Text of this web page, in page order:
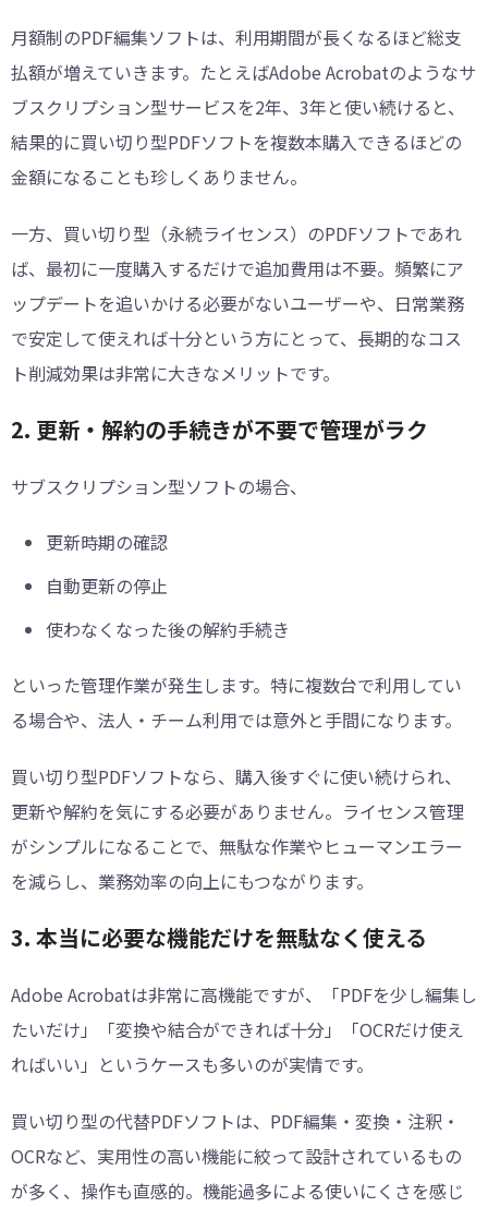
月額制のPDF編集ソフトは、利用期間が長くなるほど総支
払額が増えていきます。たとえばAdobe Acrobatのようなサ
ブスクリプション型サービスを2年、3年と使い続けると、
結果的に買い切り型PDFソフトを複数本購入できるほどの
金額になることも珍しくありません。
一方、買い切り型（永続ライセンス）のPDFソフトであれ
ば、最初に一度購入するだけで追加費用は不要。頻繁にア
ップデートを追いかける必要がないユーザーや、日常業務
で安定して使えれば十分という方にとって、長期的なコス
ト削減効果は非常に大きなメリットです。
2. 更新・解約の手続きが不要で管理がラク
サブスクリプション型ソフトの場合、
更新時期の確認
自動更新の停止
使わなくなった後の解約手続き
といった管理作業が発生します。特に複数台で利用してい
る場合や、法人・チーム利用では意外と手間になります。
買い切り型PDFソフトなら、購入後すぐに使い続けられ、
更新や解約を気にする必要がありません。ライセンス管理
がシンプルになることで、無駄な作業やヒューマンエラー
を減らし、業務効率の向上にもつながります。
3. 本当に必要な機能だけを無駄なく使える
Adobe Acrobatは非常に高機能ですが、「PDFを少し編集し
たいだけ」「変換や結合ができれば十分」「OCRだけ使え
ればいい」というケースも多いのが実情です。
買い切り型の代替PDFソフトは、PDF編集・変換・注釈・
OCRなど、実用性の高い機能に絞って設計されているもの
が多く、操作も直感的。機能過多による使いにくさを感じ